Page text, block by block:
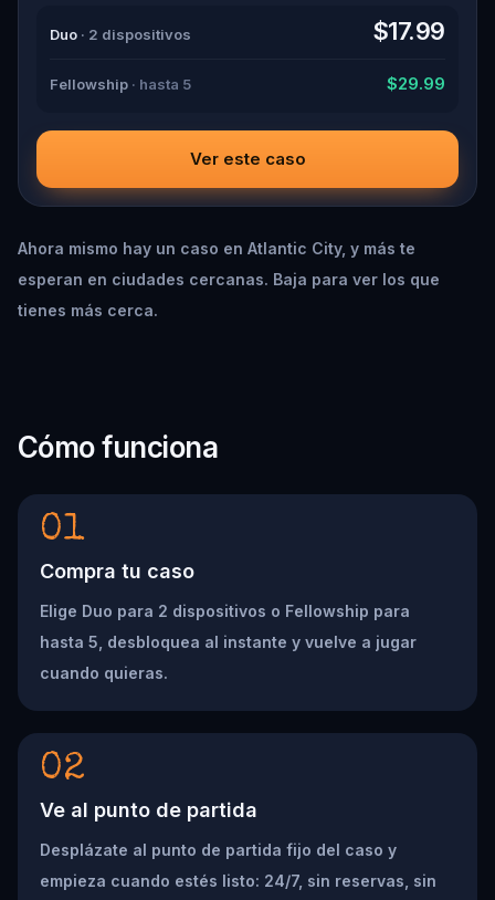
Duo · 2 dispositivos $17.99
Fellowship · hasta 5 $29.99
Ver este caso
Ahora mismo hay un caso en Atlantic City, y más te
esperan en ciudades cercanas. Baja para ver los que
tienes más cerca.
Cómo funciona
01
Compra tu caso
Elige Duo para 2 dispositivos o Fellowship para
hasta 5, desbloquea al instante y vuelve a jugar
cuando quieras.
02
Ve al punto de partida
Desplázate al punto de partida fijo del caso y
empieza cuando estés listo: 24/7, sin reservas, sin